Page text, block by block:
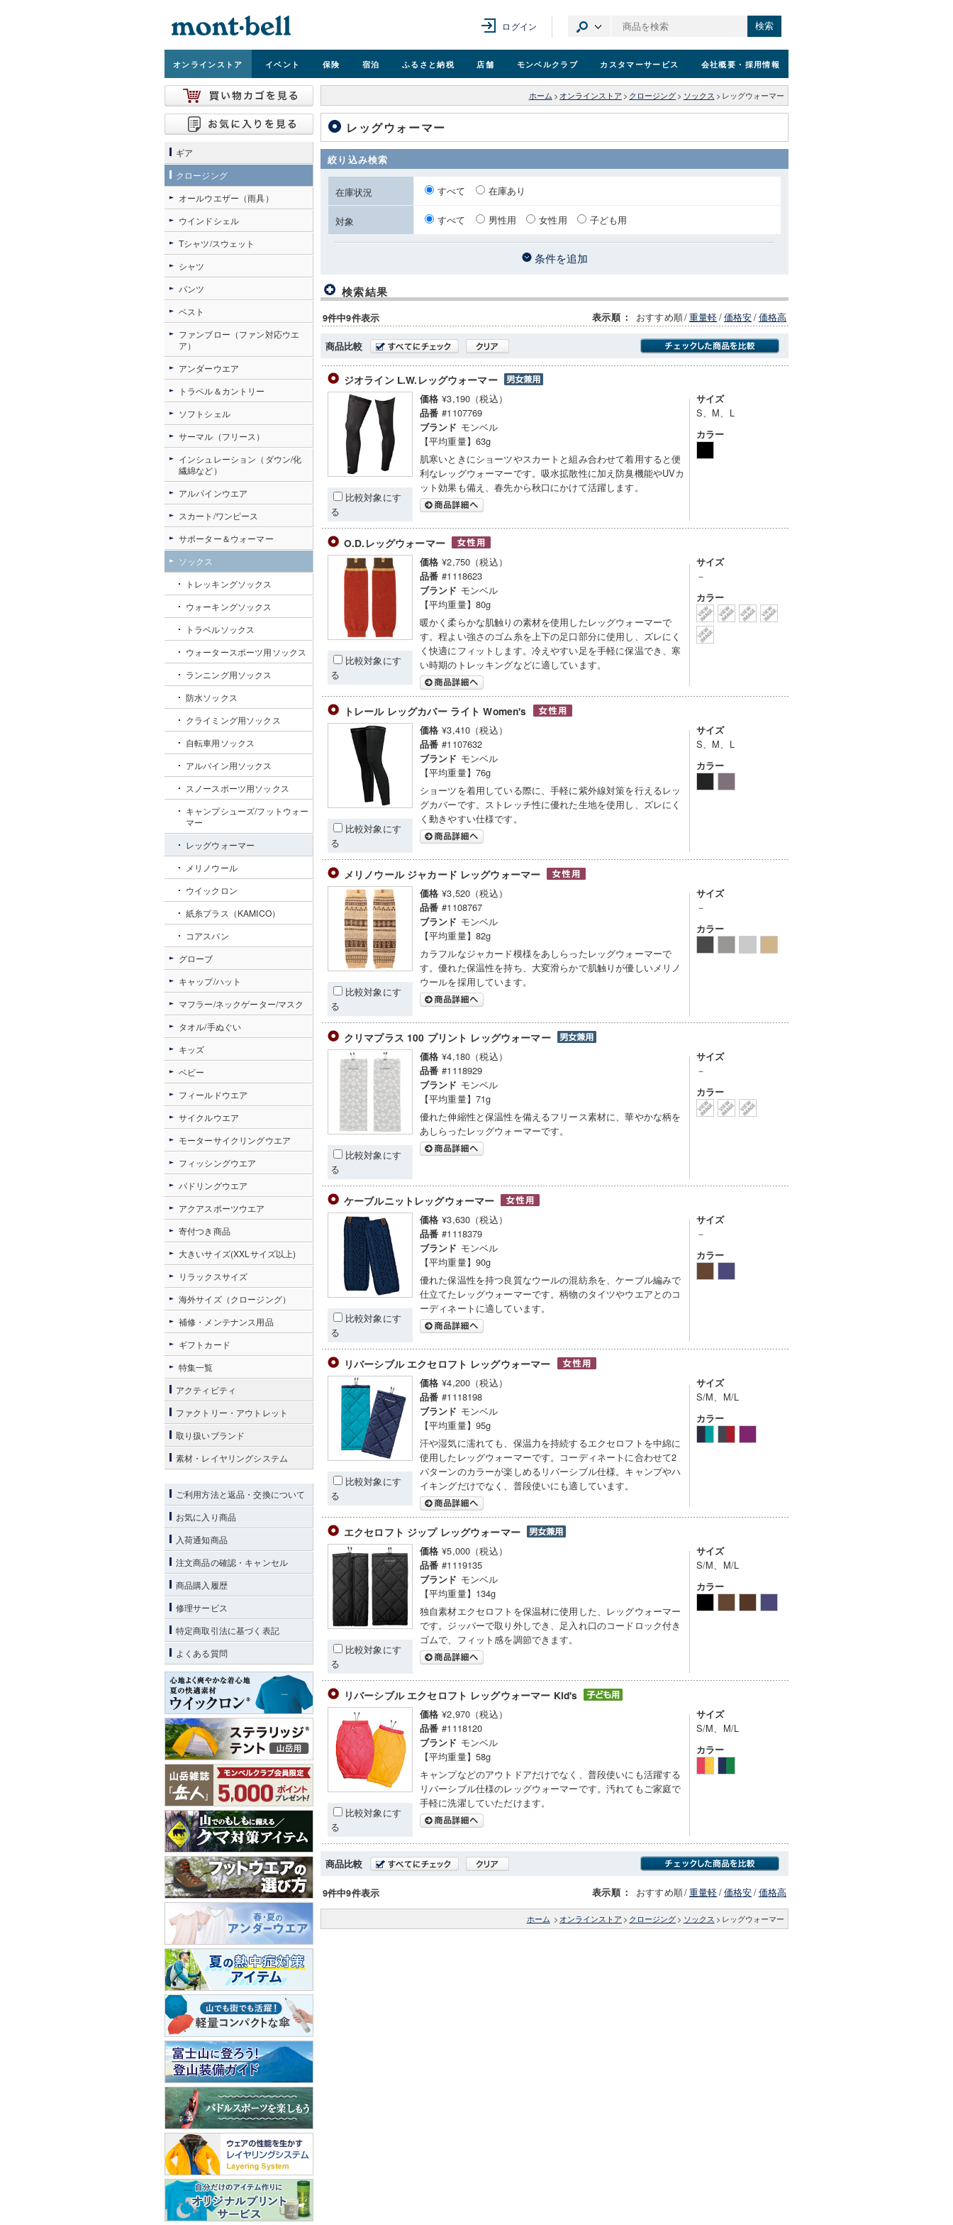
ログイン 検索
オンラインストア イベント 保険 宿泊 ふるさと納税 店舗 モンベルクラブ カスタマーサービス 会社概要 ・採用情報
ホーム > オンラインストア > クロージング > ソックス > レッグウォーマー
レッグウォーマー
絞り込み検索
在庫状況 すべて 在庫あり
対象 すべて 男性用 女性用 子ども用
条件を追加
検索結果
9件中9件表示 表示順 ： おすすめ順/重量軽/価格安/価格高
商品比較
ジオライン L.W.レッグウォーマー
比較対象にす
る
価格 ¥3,190（税込）
品番 #1107769
ブランド モンベル
【平均重量】63g
肌寒いときにショーツやスカートと組み合わせて着用すると便
利なレッグウォーマーです。吸水拡散性に加え防臭機能やUVカ
ット効果も備え、春先から秋口にかけて活躍します。
サイズ
S、M、L
カラー
O.D.レッグウォーマー
比較対象にす
る
価格 ¥2,750（税込）
品番 #1118623
ブランド モンベル
【平均重量】80g
暖かく柔らかな肌触りの素材を使用したレッグウォーマーで
す。程よい強さのゴム糸を上下の足口部分に使用し、ズレにく
く快適にフィットします。冷えやすい足を手軽に保温でき、寒
い時期のトレッキングなどに適しています。
サイズ
－
カラー
トレール レッグカバー ライト Women's
比較対象にす
る
価格 ¥3,410（税込）
品番 #1107632
ブランド モンベル
【平均重量】76g
ショーツを着用している際に、手軽に紫外線対策を行えるレッ
グカバーです。ストレッチ性に優れた生地を使用し、ズレにく
く動きやすい仕様です。
サイズ
S、M、L
カラー
メリノウール ジャカード レッグウォーマー
比較対象にす
る
価格 ¥3,520（税込）
品番 #1108767
ブランド モンベル
【平均重量】82g
カラフルなジャカード模様をあしらったレッグウォーマーで
す。優れた保温性を持ち、大変滑らかで肌触りが優しいメリノ
ウールを採用しています。
サイズ
－
カラー
クリマプラス 100 プリント レッグウォーマー
比較対象にす
る
価格 ¥4,180（税込）
品番 #1118929
ブランド モンベル
【平均重量】71g
優れた伸縮性と保温性を備えるフリース素材に、華やかな柄を
あしらったレッグウォーマーです。
サイズ
－
カラー
ケーブルニットレッグウォーマー
比較対象にす
る
価格 ¥3,630（税込）
品番 #1118379
ブランド モンベル
【平均重量】90g
優れた保温性を持つ良質なウールの混紡糸を、ケーブル編みで
仕立てたレッグウォーマーです。柄物のタイツやウエアとのコ
ーディネートに適しています。
サイズ
－
カラー
リバーシブル エクセロフト レッグウォーマー
比較対象にす
る
価格 ¥4,200（税込）
品番 #1118198
ブランド モンベル
【平均重量】95g
汗や湿気に濡れても、保温力を持続するエクセロフトを中綿に
使用したレッグウォーマーです。コーディネートに合わせて2
パターンのカラーが楽しめるリバーシブル仕様。キャンプやハ
イキングだけでなく、普段使いにも適しています。
サイズ
S/M、M/L
カラー
エクセロフト ジップ レッグウォーマー
比較対象にす
る
価格 ¥5,000（税込）
品番 #1119135
ブランド モンベル
【平均重量】134g
独自素材エクセロフトを保温材に使用した、レッグウォーマー
です。ジッパーで取り外しでき、足入れ口のコードロック付き
ゴムで、フィット感を調節できます。
サイズ
S/M、M/L
カラー
リバーシブル エクセロフト レッグウォーマー Kid's
比較対象にす
る
価格 ¥2,970（税込）
品番 #1118120
ブランド モンベル
【平均重量】58g
キャンプなどのアウトドアだけでなく、普段使いにも活躍する
リバーシブル仕様のレッグウォーマーです。汚れてもご家庭で
手軽に洗濯していただけます。
サイズ
S/M、M/L
カラー
商品比較
9件中9件表示 表示順 ： おすすめ順/重量軽/価格安/価格高
ホーム > オンラインストア > クロージング > ソックス > レッグウォーマー
ギア
クロージング
オールウエザー（雨具）
ウインドシェル
Tシャツ/スウェット
シャツ
パンツ
ベスト
ファンブロー（ファン対応ウエ
ア）
アンダーウエア
トラベル＆カントリー
ソフトシェル
サーマル（フリース）
インシュレーション（ダウン/化
繊綿など）
アルパインウエア
スカート/ワンピース
サポーター＆ウォーマー
ソックス
トレッキングソックス
ウォーキングソックス
トラベルソックス
ウォータースポーツ用ソックス
ランニング用ソックス
防水ソックス
クライミング用ソックス
自転車用ソックス
アルパイン用ソックス
スノースポーツ用ソックス
キャンプシューズ/フットウォー
マー
レッグウォーマー
メリノウール
ウイックロン
紙糸プラス（KAMICO）
コアスパン
グローブ
キャップ/ハット
マフラー/ネックゲーター/マスク
タオル/手ぬぐい
キッズ
ベビー
フィールドウエア
サイクルウエア
モーターサイクリングウエア
フィッシングウエア
パドリングウエア
アクアスポーツウエア
寄付つき商品
大きいサイズ(XXLサイズ以上)
リラックスサイズ
海外サイズ（クロージング）
補修・メンテナンス用品
ギフトカード
特集一覧
アクティビティ
ファクトリー・アウトレット
取り扱いブランド
素材・レイヤリングシステム
ご利用方法と返品・交換について
お気に入り商品
入荷通知商品
注文商品の確認・キャンセル
商品購入履歴
修理サービス
特定商取引法に基づく表記
よくある質問